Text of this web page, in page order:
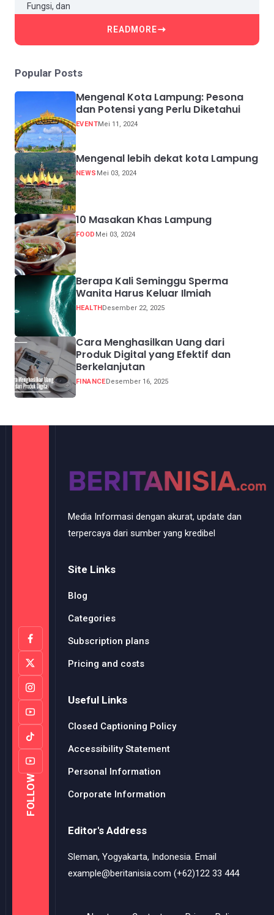
READMORE
Popular Posts
Mengenal Kota Lampung: Pesona
dan Potensi yang Perlu Diketahui
EVENTMei 11, 2024
Mengenal lebih dekat kota Lampung
NEWS Mei 03, 2024
10 Masakan Khas Lampung
FOOD Mei 03, 2024
Berapa Kali Seminggu Sperma
Wanita Harus Keluar Ilmiah
HEALTHDesember 22, 2025
Cara Menghasilkan Uang dari
Produk Digital yang Efektif dan
Berkelanjutan
FINANCEDesember 16, 2025
FOLLOW
Media Informasi dengan akurat, update dan
terpercaya dari sumber yang kredibel
Site Links
Blog
Categories
Subscription plans
Pricing and costs
Useful Links
Closed Captioning Policy
Accessibility Statement
Personal Information
Corporate Information
Editor's Address
Sleman, Yogyakarta, Indonesia. Email
example@beritanisia.com (+62)122 33 444